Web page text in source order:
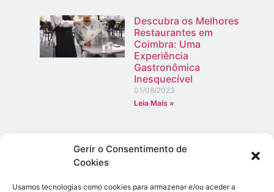
Gerir o Consentimento de
Cookies
Usamos tecnologias como cookies para armazenar e/ou aceder a
Descubra os Melhores
Restaurantes em
Coimbra: Uma
Experiência
Gastronômica
Inesquecível
01/08/2023
Leia Mais »
Emoção no Coração do Pinhal
30/06/2026